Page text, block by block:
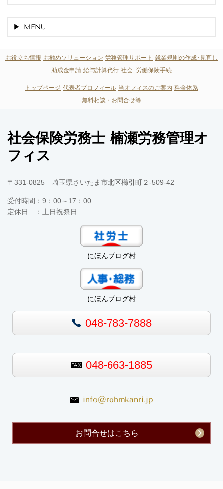
MENU
お役立ち情報 お勧めソリューション 労務管理サポート 就業規則の作成･見直し
助成金申請 給与計算代行 社会･労働保険手続
トップページ 代表者プロフィール 当オフィスのご案内 料金体系
無料相談・お問合せ等
社会保険労務士 楠瀬労務管理オ
フィス
〒331-0825 埼玉県さいたま市北区櫛引町２-509-42
受付時間： 9：00～17：00
定休日 ： 土日祝祭日
にほんブログ村
にほんブログ村
048-783-7888
048-663-1885
info@rohmkanri.jp
お問合せはこちら